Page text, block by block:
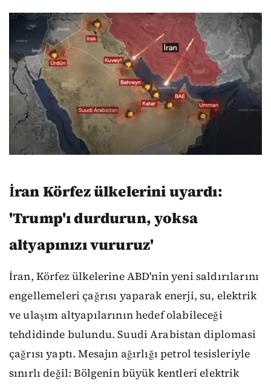
İran Körfez ülkelerini uyardı:
'Trump'ı durdurun, yoksa
altyapınızı vururuz'
İran, Körfez ülkelerine ABD'nin yeni saldırılarını
engellemeleri çağrısı yaparak enerji, su, elektrik
ve ulaşım altyapılarının hedef olabileceği
tehdidinde bulundu. Suudi Arabistan diplomasi
çağrısı yaptı. Mesajın ağırlığı petrol tesisleriyle
sınırlı değil: Bölgenin büyük kentleri elektrik